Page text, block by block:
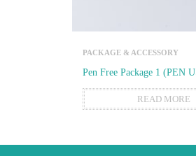
PACKAGE & ACCESSORY
Pen Free Package 1 (PEN
READ MORE